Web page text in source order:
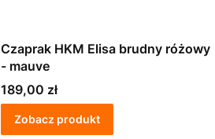
Czaprak HKM Elisa brudny różowy
- mauve
Cena
189,00 zł
Zobacz produkt